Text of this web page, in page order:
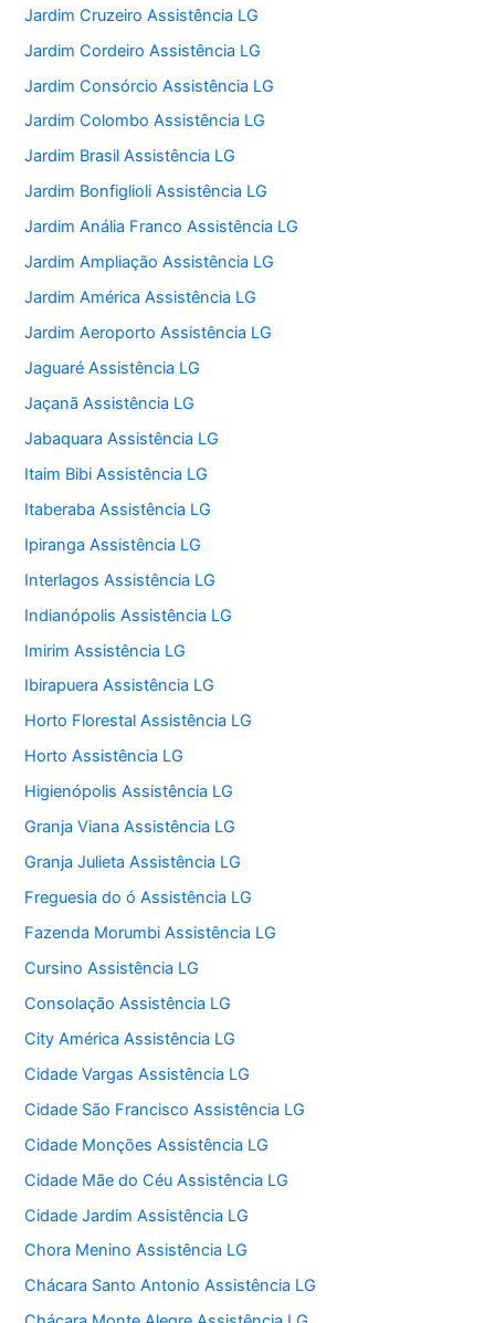
Jardim Cruzeiro Assistência LG
Jardim Cordeiro Assistência LG
Jardim Consórcio Assistência LG
Jardim Colombo Assistência LG
Jardim Brasil Assistência LG
Jardim Bonfiglioli Assistência LG
Jardim Anália Franco Assistência LG
Jardim Ampliação Assistência LG
Jardim América Assistência LG
Jardim Aeroporto Assistência LG
Jaguaré Assistência LG
Jaçanã Assistência LG
Jabaquara Assistência LG
Itaim Bibi Assistência LG
Itaberaba Assistência LG
Ipiranga Assistência LG
Interlagos Assistência LG
Indianópolis Assistência LG
Imirim Assistência LG
Ibirapuera Assistência LG
Horto Florestal Assistência LG
Horto Assistência LG
Higienópolis Assistência LG
Granja Viana Assistência LG
Granja Julieta Assistência LG
Freguesia do ó Assistência LG
Fazenda Morumbi Assistência LG
Cursino Assistência LG
Consolação Assistência LG
City América Assistência LG
Cidade Vargas Assistência LG
Cidade São Francisco Assistência LG
Cidade Monções Assistência LG
Cidade Mãe do Céu Assistência LG
Cidade Jardim Assistência LG
Chora Menino Assistência LG
Chácara Santo Antonio Assistência LG